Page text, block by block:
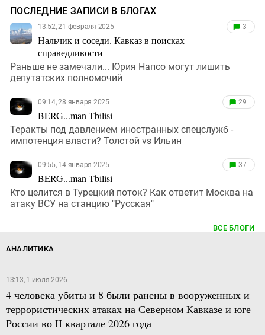
ПОСЛЕДНИЕ ЗАПИСИ В БЛОГАХ
13:52, 21 февраля 2025
Нальчик и соседи. Кавказ в поисках
справедливости
3
Раньше не замечали... Юрия Напсо могут лишить
депутатских полномочий
09:14, 28 января 2025
BERG...man Tbilisi
29
Теракты под давлением иностранных спецслужб -
импотенция власти? Толстой vs Ильин
09:55, 14 января 2025
BERG...man Tbilisi
37
Кто целится в Турецкий поток? Как ответит Москва на
атаку ВСУ на станцию "Русская"
ВСЕ БЛОГИ
АНАЛИТИКА
13:13, 1 июля 2026
4 человека убиты и 8 были ранены в вооруженных и
террористических атаках на Северном Кавказе и юге
России во II квартале 2026 года